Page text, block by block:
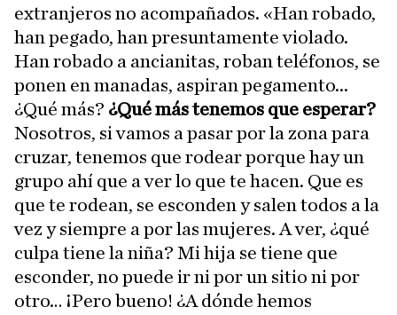
extranjeros no acompañados. «Han robado,
han pegado, han presuntamente violado.
Han robado a ancianitas, roban teléfonos, se
ponen en manadas, aspiran pegamento...
¿Qué más? ¿Qué más tenemos que esperar?
Nosotros, si vamos a pasar por la zona para
cruzar, tenemos que rodear porque hay un
grupo ahí que a ver lo que te hacen. Que es
que te rodean, se esconden y salen todos a la
vez y siempre a por las mujeres. A ver, ¿qué
culpa tiene la niña? Mi hija se tiene que
esconder, no puede ir ni por un sitio ni por
otro… ¡Pero bueno! ¿A dónde hemos